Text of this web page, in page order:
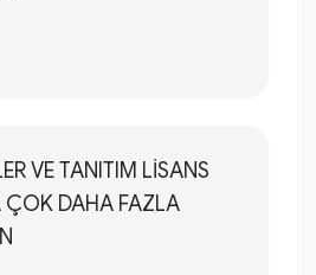
VE TANITIM LİSANS
ÇOK DAHA FAZLA